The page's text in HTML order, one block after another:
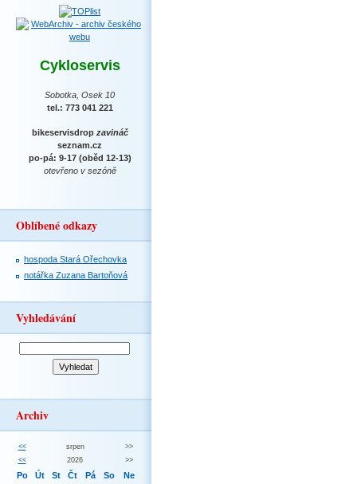
Cykloservis
Sobotka, Osek 10
tel.: 773 041 221
bikeservisdrop zavináč
seznam.cz
po-pá: 9-17 (oběd 12-13)
otevřeno v sezóně
Oblíbené odkazy
hospoda Stará Ořechovka
notářka Zuzana Bartoňová
Vyhledávání
Archiv
<< srpen
>>
<<
2026 >>
Po Út St Čt Pá So Ne